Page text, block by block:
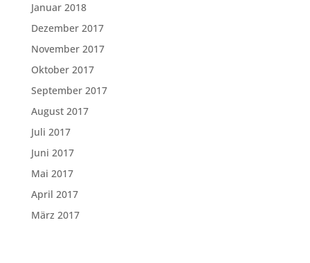
Januar 2018
Dezember 2017
November 2017
Oktober 2017
September 2017
August 2017
Juli 2017
Juni 2017
Mai 2017
April 2017
März 2017